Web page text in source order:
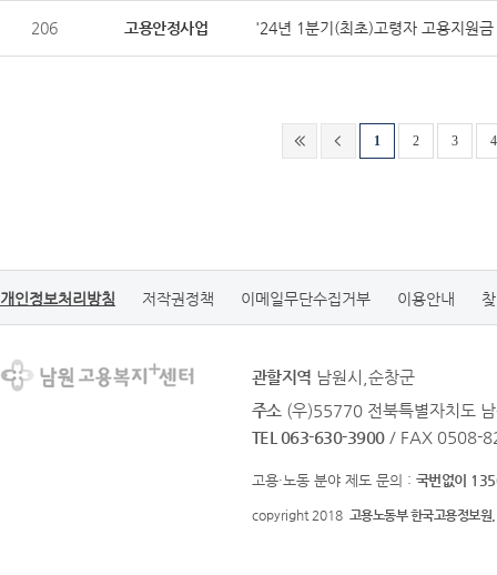
206 고용안정사업 '24년 1분기(최초)고령자 고용지원
1 2 3 4
개인정보처리방침 저작권정책 이메일무단수집거부 이용안내
관할지역 남원시,순창군
주소 (우)55770 전북특별자치도
TEL 063-630-3900 / FAX 0508-
고용·노동 분야 제도 문의 : 국번없이
copyright 2018 고용노동부 한국고용정보원.